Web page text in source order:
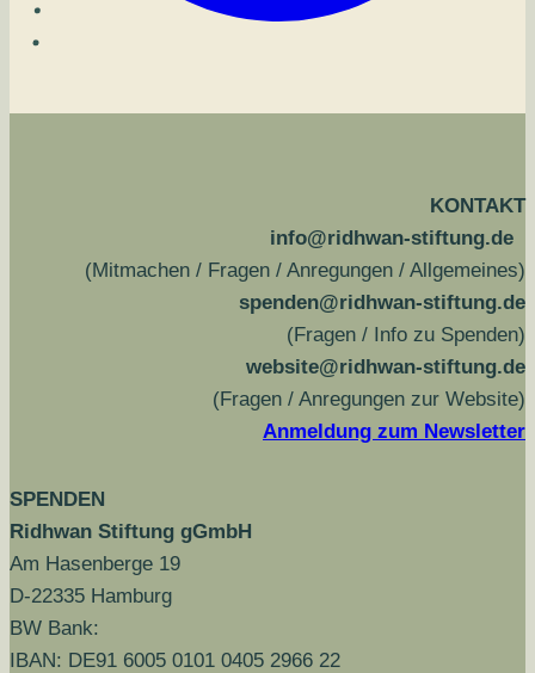
KONTAKT
info@ridhwan-stiftung.de
(Mitmachen / Fragen / Anregungen / Allgemeines)
spenden@ridhwan-stiftung.de
(Fragen / Info zu Spenden)
website@ridhwan-stiftung.de
(Fragen / Anregungen zur Website)
Anmeldung zum Newsletter
SPENDEN
Ridhwan Stiftung gGmbH
Am Hasenberge 19
D-22335 Hamburg
BW Bank:
IBAN: DE91 6005 0101 0405 2966 22